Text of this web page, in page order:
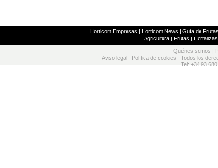
Horticom Empresas | Horticom News | Guía de
Agricultura| Frutas | Hortalizas
Quiénes somos
Aviso legal - Política de cookies - Todos los
Tel: +34 93